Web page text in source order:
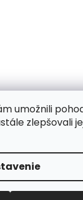
umožnili
zlepšovali